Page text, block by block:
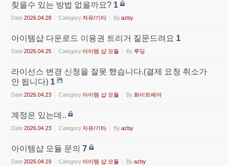
찾을수 있는 방법 없을까요? 1
Date2026.04.28 Category자유/기타 Byazby
아이템샵 다운로드 이용권 트리거 질문드려요 1
Date2026.04.25 Category 아이템 샵 모듈 By루딩
라이선스 변경 신청을 잘못 했습니다.(결제 요청 취소가
안 됩니다) 1
Date2026.04.23 Category 아이템 샵 모듈 By 화이트베어
계정은 있는데..
Date2026.04.23 Category자유/기타 Byazby
아이템샵 모듈 문의 7
Date2026.04.19 Category 아이템 샵 모듈 Byazby